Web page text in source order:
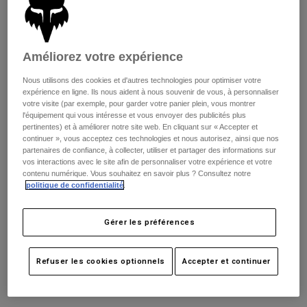
Pantalons
Shorts
Vestes
Gants
Protections
Accessoires
Pièces de rechange
Pantalons
Vestes
Protections
Masques
Chaussettes
Pièces de rechange
Chemises
Voir tout
Femme
T-shirts et tops
Sweats et Pulls
Vestes
Voir tout
Protections
Masques
Chaussettes
Voir tout
Moto
Casques
Maillots
Pantalons
Protections
Visière Speedframe Pro
Article n°26401
Améliorez votre expérience
Nous utilisons des cookies et d'autres technologies pour optimiser votre
expérience en ligne. Ils nous aident à nous souvenir de vous, à personnaliser
votre visite (par exemple, pour garder votre panier plein, vous montrer
l'équipement qui vous intéresse et vous envoyer des publicités plus
pertinentes) et à améliorer notre site web. En cliquant sur « Accepter et
continuer », vous acceptez ces technologies et nous autorisez, ainsi que nos
partenaires de confiance, à collecter, utiliser et partager des informations sur
vos interactions avec le site afin de personnaliser votre expérience et votre
contenu numérique. Vous souhaitez en savoir plus ? Consultez notre
politique de confidentialité
Gérer les préférences
Refuser les cookies optionnels Accepter et continuer